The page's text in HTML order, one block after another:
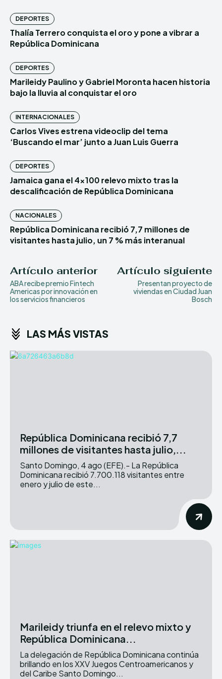
DEPORTES
Thalía Terrero conquista el oro y pone a vibrar a
República Dominicana
DEPORTES
Marileidy Paulino y Gabriel Moronta hacen historia
bajo la lluvia al conquistar el oro
INTERNACIONALES
Carlos Vives estrena videoclip del tema
‘Buscando el mar’ junto a Juan Luis Guerra
DEPORTES
Jamaica gana el 4×100 relevo mixto tras la
descalificación de República Dominicana
NACIONALES
República Dominicana recibió 7,7 millones de
visitantes hasta julio, un 7 % más interanual
Artículo anterior
ABA recibe premio Fintech
Americas por innovación en
los servicios financieros
Artículo siguiente
Presentan proyecto de
viviendas en Ciudad Juan
Bosch
LAS MÁS VISTAS
República Dominicana recibió 7,7
millones de visitantes hasta julio,...
Santo Domingo, 4 ago (EFE).- La República
Dominicana recibió 7.700.118 visitantes entre
enero y julio de este...
Marileidy triunfa en el relevo mixto y
República Dominicana...
La delegación de República Dominicana continúa
brillando en los XXV Juegos Centroamericanos y
del Caribe Santo Domingo...